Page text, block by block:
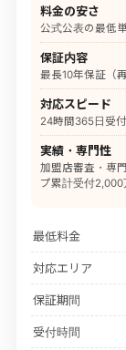
料金の安さ
公式公表の最低
保証内容
最長10年保証（
対応スピード
24時間365日受
実績・専門性
加盟店審査・専
プ累計受付2,000
最低料金
対応エリア
保証期間
受付時間